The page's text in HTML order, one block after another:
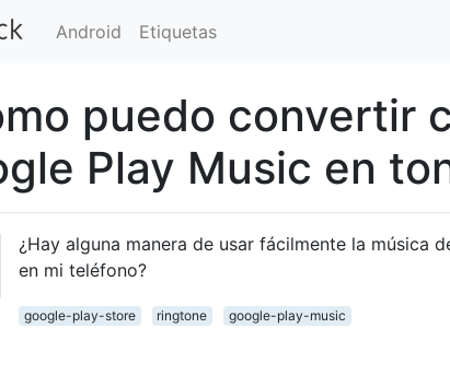
Android Etiquetas
puedo convertir
Play Music en
¿Hay alguna manera de usar fácilmente la música
en mi teléfono?
google-play-store ringtone google-play-music